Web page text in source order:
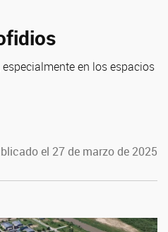
en los espacios
el 27 de marzo de 2025